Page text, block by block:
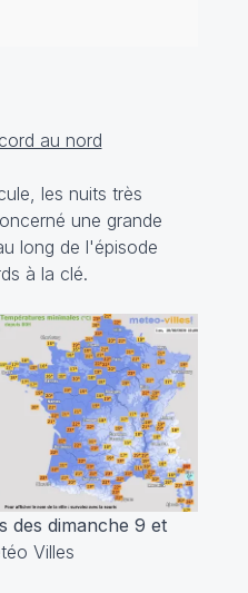
au nord
les nuits très
une grande
long de l'épisode
à la clé.
des dimanche 9 et
Villes